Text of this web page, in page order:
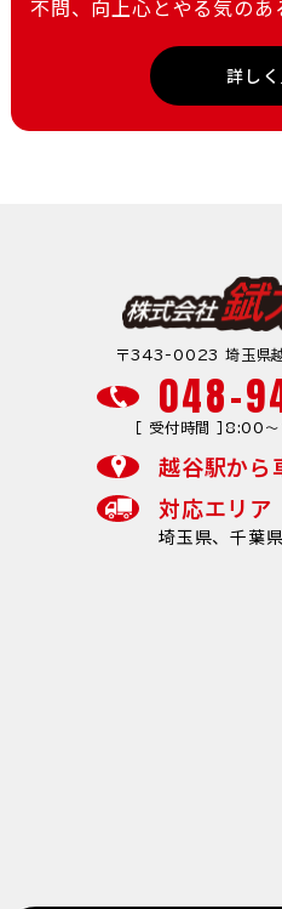
不問、向上心とやる気のあ
詳し
〒343-0023 埼玉県
048-
［ 受付時間 ］8:00
越谷駅から
対応エリア
埼玉県、千葉